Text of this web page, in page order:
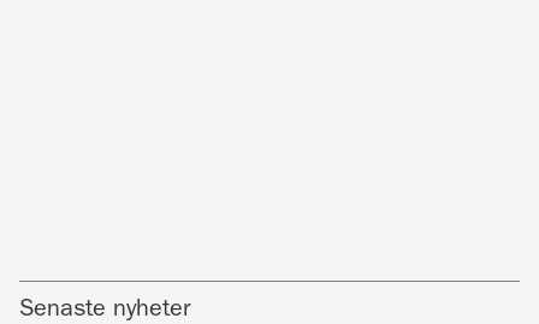
Senaste nyheter